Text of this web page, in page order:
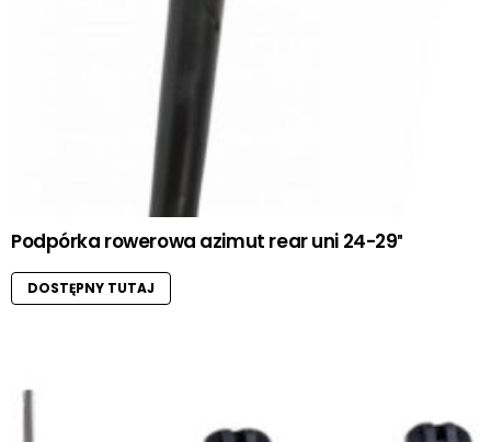
Podpórka rowerowa azimut rear uni 24-29″
DOSTĘPNY TUTAJ